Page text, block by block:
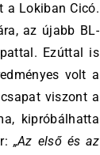
a Lokiban Cicó.
az újabb BL-
Ezúttal is
volt a
viszont a
kipróbálhatta
„Az első és az